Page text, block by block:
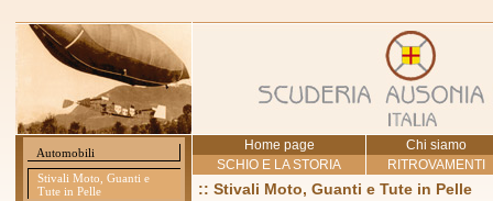
Automobili
Stivali Moto, Guanti e
Tute in Pelle
Home page
Chi siamo
SCHIO E LA STORIA
RITROVAMENTI
:: Stivali Moto, Guanti e Tute in Pelle